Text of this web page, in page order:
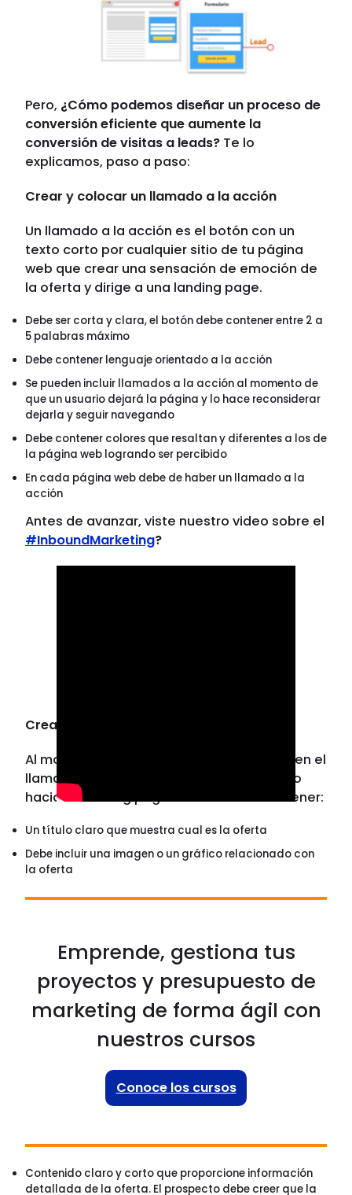
Pero, ¿Cómo podemos diseñar un proceso de
conversión eficiente que aumente la
conversión de visitas a leads? Te lo
explicamos, paso a paso:
Crear y colocar un llamado a la acción
Un llamado a la acción es el botón con un
texto corto por cualquier sitio de tu página
web que crear una sensación de emoción de
la oferta y dirige a una landing page.
Debe ser corta y clara, el botón debe contener entre 2 a
5 palabras máximo
Debe contener lenguaje orientado a la acción
Se pueden incluir llamados a la acción al momento de
que un usuario dejará la página y lo hace reconsiderar
dejarla y seguir navegando
Debe contener colores que resaltan y diferentes a los de
la página web logrando ser percibido
En cada página web debe de haber un llamado a la
acción
Antes de avanzar, viste nuestro video sobre el
#InboundMarketing?
Crear un Landing Page relevante
Al momento de que un usuario hace click en el
llamado a la acción, este debe ser dirigido
hacia un landing page. La cual debe contener:
Un título claro que muestra cual es la oferta
Debe incluir una imagen o un gráfico relacionado con
la oferta
Emprende, gestiona tus
proyectos y presupuesto de
marketing de forma ágil con
nuestros cursos
Conoce los cursos
Contenido claro y corto que proporcione información
detallada de la oferta. El prospecto debe creer que la